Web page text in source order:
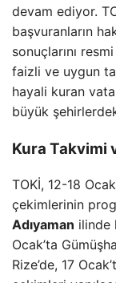
devam ediyor.
başvuranların
sonuçlarını
faizli ve uygun
hayali kuran
büyük
Kura Takvimi
TOKİ, 12-18
çekimlerinin
Adıyaman ilinde
Ocak’ta
Rize’de, 17